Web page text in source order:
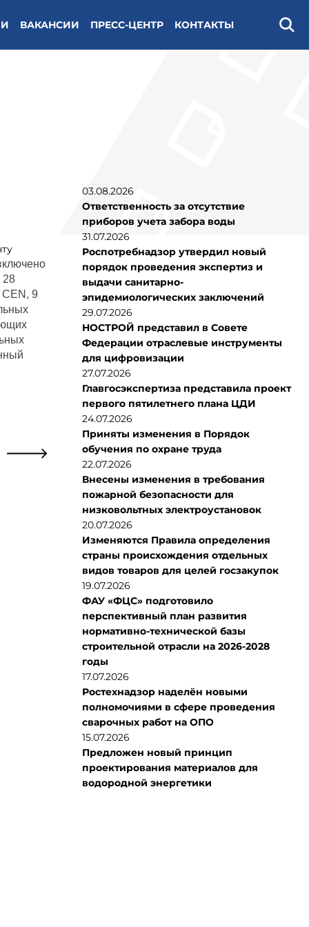
ВАКАНСИИ ПРЕСС-ЦЕНТР КОНТАКТЫ
28
9
03.08.2026
Ответственность за отсутствие
приборов учета забора воды
31.07.2026
Роспотребнадзор утвердил новый
порядок проведения экспертиз и
выдачи санитарно-
эпидемиологических заключений
29.07.2026
НОСТРОЙ представил в Совете
Федерации отраслевые инструменты
для цифровизации
27.07.2026
Главгосэкспертиза представила проект
первого пятилетнего плана ЦДИ
24.07.2026
Приняты изменения в Порядок
обучения по охране труда
22.07.2026
Внесены изменения в требования
пожарной безопасности для
низковольтных электроустановок
20.07.2026
Изменяются Правила определения
страны происхождения отдельных
видов товаров для целей госзакупок
19.07.2026
ФАУ «ФЦС» подготовило
перспективный план развития
нормативно-технической базы
строительной отрасли на 2026-2028
годы
17.07.2026
Ростехнадзор наделён новыми
полномочиями в сфере проведения
сварочных работ на ОПО
15.07.2026
Предложен новый принцип
проектирования материалов для
водородной энергетики